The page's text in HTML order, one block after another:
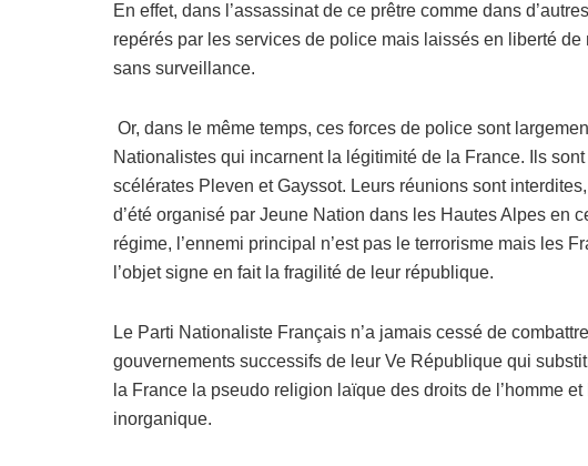
En effet, dans l’assassinat de ce prêtre comme dans
repérés par les services de police mais laissés en liberté
sans surveillance.
Or, dans le même temps, ces forces de police sont
Nationalistes qui incarnent la légitimité de la France. Ils
scélérates Pleven et Gayssot. Leurs réunions sont
d’été organisé par Jeune Nation dans les Hautes Alpes en
régime, l’ennemi principal n’est pas le terrorisme mais les
l’objet signe en fait la fragilité de leur république.
Le Parti Nationaliste Français n’a jamais cessé de
gouvernements successifs de leur Ve République qui
la France la pseudo religion laïque des droits de l’homme
inorganique.